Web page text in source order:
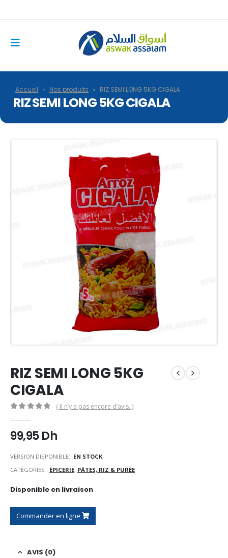
Accueil » Nos produits » RIZ SEMI LONG 5KG CIGALA
RIZ SEMI LONG 5KG CIGALA
RIZ SEMI LONG 5KG
CIGALA
( Il n’y a pas encore d’avis. )
99,95Dh
VERSION DISPONIBLE:: EN STOCK
CATÉGORIES : ÉPICERIE, PÂTES, RIZ & PURÉE
Disponible en livraison
Commander en ligne
AVIS (0)